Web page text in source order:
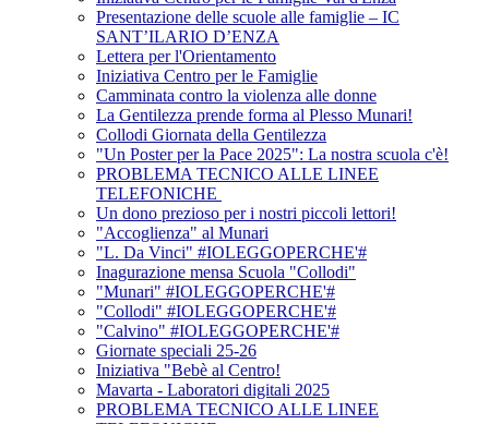
Presentazione delle scuole alle famiglie – IC
SANT’ILARIO D’ENZA
Lettera per l'Orientamento
Iniziativa Centro per le Famiglie
Camminata contro la violenza alle donne
La Gentilezza prende forma al Plesso Munari!
Collodi Giornata della Gentilezza
"Un Poster per la Pace 2025": La nostra scuola c'è!
PROBLEMA TECNICO ALLE LINEE
TELEFONICHE
Un dono prezioso per i nostri piccoli lettori!
"Accoglienza" al Munari
"L. Da Vinci" #IOLEGGOPERCHE'#
Inagurazione mensa Scuola "Collodi"
"Munari" #IOLEGGOPERCHE'#
"Collodi" #IOLEGGOPERCHE'#
"Calvino" #IOLEGGOPERCHE'#
Giornate speciali 25-26
Iniziativa "Bebè al Centro!
Mavarta - Laboratori digitali 2025
PROBLEMA TECNICO ALLE LINEE